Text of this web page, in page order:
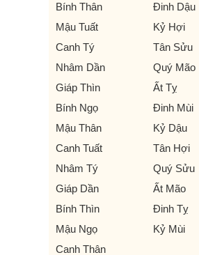
Bính Thân
Đinh Dậu
Mậu Tuất
Kỷ Hợi
Canh Tý
Tân Sửu
Nhâm Dần
Quý Mão
Giáp Thìn
Ất Tỵ
Bính Ngọ
Đinh Mùi
Mậu Thân
Kỷ Dậu
Canh Tuất
Tân Hợi
Nhâm Tý
Quý Sửu
Giáp Dần
Ất Mão
Bính Thìn
Đinh Tỵ
Mậu Ngọ
Kỷ Mùi
Canh Thân